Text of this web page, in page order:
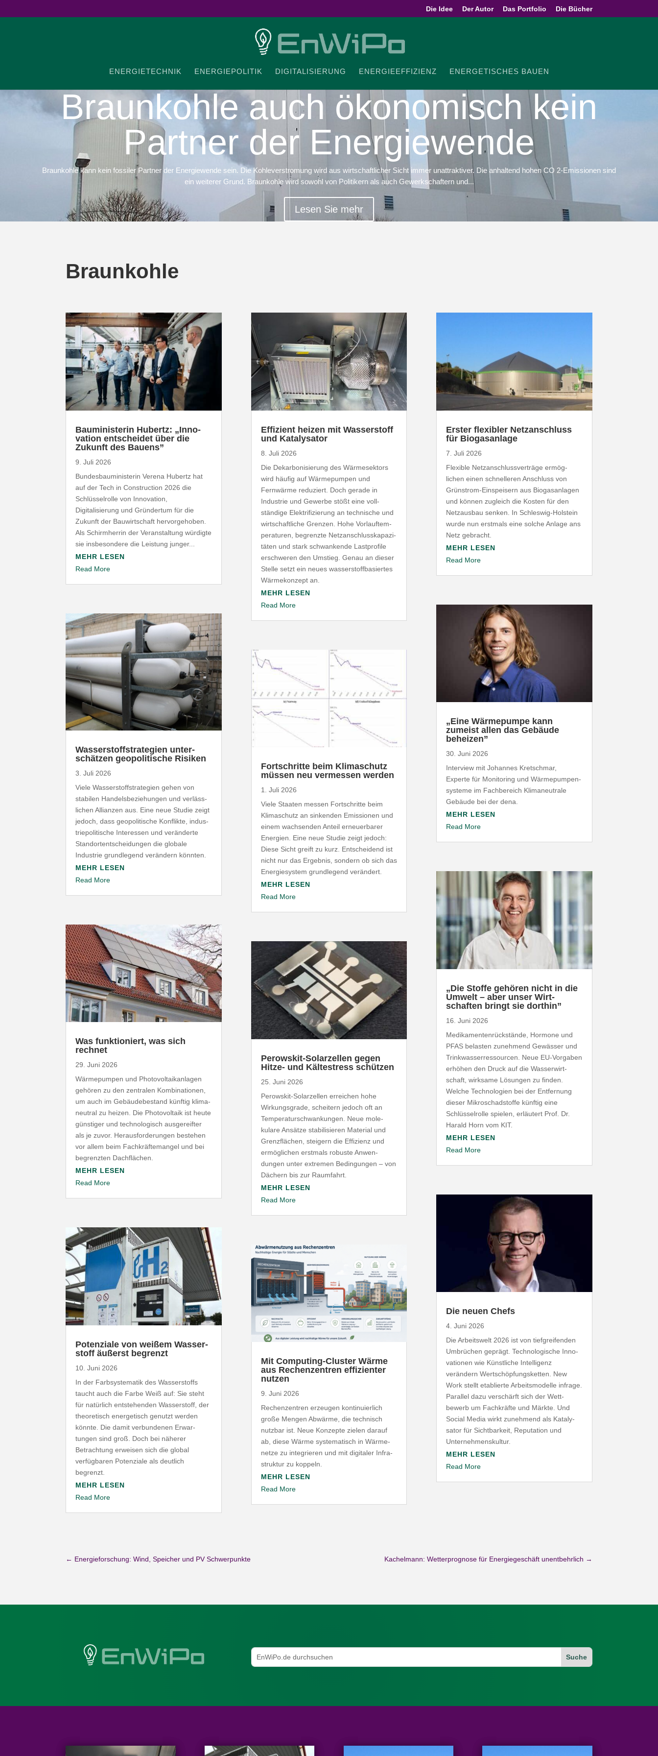
Die Idee Der Autor Das Portfolio Die Bücher
ENER­GIE­TECHNIK ENER­GIE­PO­LITIK DIGI­TA­LI­SIERUNG ENER­GIE­EF­FI­ZIENZ ENER­GE­TI­SCHES BAUEN
Braun­kohle auch ökono­misch kein
Partner der Energiewende
Braunkohle kann kein fossiler Partner der Energiewende sein. Die Kohleverstromung wird aus wirtschaftlicher Sicht immer unattraktiver. Die anhaltend hohen CO 2-Emissionen sind
ein weiterer Grund. Braunkohle wird sowohl von Politikern als auch Gewerkschaftern und...
Lesen Sie mehr
Braunkohle
Baumi­nis­terin Hubertz: „Inno­
vation entscheidet über die
Zukunft des Bauens”
9. Juli 2026
Bundesbauministerin Verena Hubertz hat
auf der Tech in Construction 2026 die
Schlüsselrolle von Innovation,
Digitalisierung und Gründertum für die
Zukunft der Bauwirtschaft hervorgehoben.
Als Schirmherrin der Veranstaltung würdigte
sie insbesondere die Leistung junger...
MEHR LESEN
Read More
Wasser­stoff­stra­tegien unter­
schätzen geopo­li­tische Risiken
3. Juli 2026
Viele Wasser­stoff­stra­tegien gehen von
stabilen Handels­be­zie­hungen und verläss­
lichen Allianzen aus. Eine neue Studie zeigt
jedoch, dass geopo­li­tische Konflikte, indus­
trie­po­li­tische Inter­essen und verän­derte
Stand­ort­ent­schei­dungen die globale
Industrie grund­legend verändern könnten.
MEHR LESEN
Read More
Was funk­tio­niert, was sich
rechnet
29. Juni 2026
Wärme­pumpen und Photo­vol­ta­ik­an­lagen
gehören zu den zentralen Kombi­na­tionen,
um auch im Gebäu­de­be­stand künftig klima­
neutral zu heizen. Die Photo­voltaik ist heute
günstiger und tech­no­lo­gisch ausge­reifter
als je zuvor. Heraus­for­de­rungen bestehen
vor allem beim Fach­kräf­te­mangel und bei
begrenzten Dachflächen.
MEHR LESEN
Read More
Poten­ziale von weißem Wasser­
stoff äußerst begrenzt
10. Juni 2026
In der Farb­sys­te­matik des Wasser­stoffs
taucht auch die Farbe Weiß auf: Sie steht
für natürlich entste­henden Wasser­stoff, der
theo­re­tisch ener­ge­tisch genutzt werden
könnte. Die damit verbun­denen Erwar­
tungen sind groß. Doch bei näherer
Betrachtung erweisen sich die global
verfüg­baren Poten­ziale als deutlich
begrenzt.
MEHR LESEN
Read More
Effizient heizen mit Wasser­stoff
und Katalysator
8. Juli 2026
Die Dekar­bo­ni­sierung des Wärme­sektors
wird häufig auf Wärme­pumpen und
Fernwärme reduziert. Doch gerade in
Industrie und Gewerbe stößt eine voll­
ständige Elek­tri­fi­zierung an tech­nische und
wirt­schaft­liche Grenzen. Hohe Vorlauf­tem­
pe­ra­turen, begrenzte Netz­an­schluss­ka­pa­zi­
täten und stark schwan­kende Last­profile
erschweren den Umstieg. Genau an dieser
Stelle setzt ein neues wasser­stoff­ba­siertes
Wärme­konzept an.
MEHR LESEN
Read More
Fort­schritte beim Klima­schutz
müssen neu vermessen werden
1. Juli 2026
Viele Staaten messen Fort­schritte beim
Klima­schutz an sinkenden Emis­sionen und
einem wach­senden Anteil erneu­er­barer
Energien. Eine neue Studie zeigt jedoch:
Diese Sicht greift zu kurz. Entscheidend ist
nicht nur das Ergebnis, sondern ob sich das
Ener­gie­system grund­legend verändert.
MEHR LESEN
Read More
Perowskit-​Solarzellen gegen
Hitze- und Kälte­stress schützen
25. Juni 2026
Perowskit-​Solarzellen erreichen hohe
Wirkungs­grade, scheitern jedoch oft an
Tempe­ra­tur­schwan­kungen. Neue mole­
kulare Ansätze stabi­li­sieren Material und
Grenz­flächen, steigern die Effizienz und
ermög­lichen erstmals robuste Anwen­
dungen unter extremen Bedin­gungen – von
Dächern bis zur Raumfahrt.
MEHR LESEN
Read More
Mit Computing-​Cluster Wärme
aus Rechen­zentren effi­zi­enter
nutzen
9. Juni 2026
Rechen­zentren erzeugen konti­nu­ierlich
große Mengen Abwärme, die technisch
nutzbar ist. Neue Konzepte zielen darauf
ab, diese Wärme syste­ma­tisch in Wärme­
netze zu inte­grieren und mit digitaler Infra­
struktur zu koppeln.
MEHR LESEN
Read More
Erster flexibler Netz­an­schluss
für Biogasanlage
7. Juli 2026
Flexible Netz­an­schluss­ver­träge ermög­
lichen einen schnel­leren Anschluss von
Grünstrom-​Einspeisern aus Biogas­an­lagen
und können zugleich die Kosten für den
Netz­ausbau senken. In Schleswig-​Holstein
wurde nun erstmals eine solche Anlage ans
Netz gebracht.
MEHR LESEN
Read More
„Eine Wärme­pumpe kann
zumeist allen das Gebäude
beheizen”
30. Juni 2026
Interview mit Johannes Kret­schmar,
Experte für Moni­toring und Wärme­pum­pen­
systeme im Fach­be­reich Klima­neu­trale
Gebäude bei der dena.
MEHR LESEN
Read More
„Die Stoffe gehören nicht in die
Umwelt – aber unser Wirt­
schaften bringt sie dorthin”
16. Juni 2026
Medi­ka­men­ten­rück­stände, Hormone und
PFASbelasten zunehmend Gewässer und
Trink­was­ser­res­sourcen. Neue EU-​Vorgaben
erhöhen den Druck auf die Wasser­wirt­
schaft, wirksame Lösungen zu finden.
Welche Tech­no­logien bei der Entfernung
dieser Mikro­schad­stoffe künftig eine
Schlüs­sel­rolle spielen, erläutert Prof. Dr.
Harald Horn vom KIT.
MEHR LESEN
Read More
Die neuen Chefs
4. Juni 2026
Die Arbeitswelt 2026 ist von tief­grei­fenden
Umbrüchen geprägt. Tech­no­lo­gische Inno­
va­tionen wie Künst­liche Intel­ligenz
verändern Wert­schöp­fungs­ketten. New
Work stellt etablierte Arbeits­mo­delle infrage.
Parallel dazu verschärft sich der Wett­
bewerb um Fach­kräfte und Märkte. Und
Social Media wirkt zunehmend als Kata­ly­
sator für Sicht­barkeit, Repu­tation und
Unternehmenskultur.
MEHR LESEN
Read More
← Energieforschung: Wind, Speicher und PV Schwerpunkte Kachelmann: Wetterprognose für Energiegeschäft unentbehrlich →